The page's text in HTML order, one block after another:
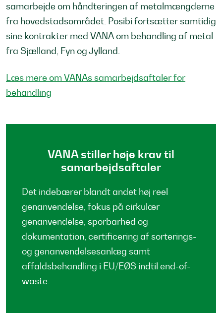
samarbejde om håndteringen af metalmængderne
fra hovedstadsområdet. Posibi fortsætter samtidig
sine kontrakter med VANA om behandling af metal
fra Sjælland, Fyn og Jylland.
Læs mere om VANAs samarbejdsaftaler for
behandling
VANA stiller høje krav til
samarbejdsaftaler
Det indebærer blandt andet høj reel
genanvendelse, fokus på cirkulær
genanvendelse, sporbarhed og
dokumentation, certificering af sorterings-
og genanvendelsesanlæg samt
affaldsbehandling i EU/EØS indtil end-of-
waste.